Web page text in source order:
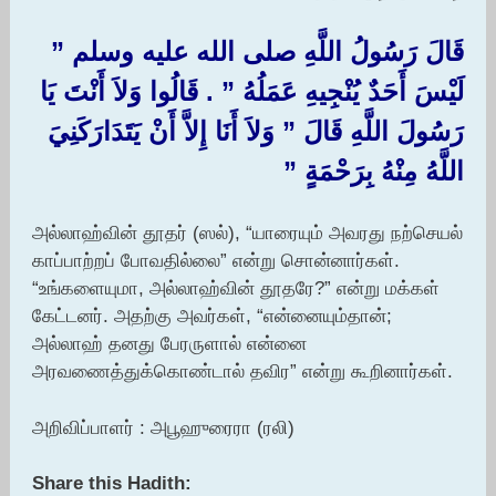
قَالَ رَسُولُ اللَّهِ صلى الله عليه وسلم ‏”‏
لَيْسَ أَحَدٌ يُنْجِيهِ عَمَلُهُ ‏”‏ ‏.‏ قَالُوا وَلاَ أَنْتَ يَا
رَسُولَ اللَّهِ قَالَ ‏”‏ وَلاَ أَنَا إِلاَّ أَنْ يَتَدَارَكَنِيَ
اللَّهُ مِنْهُ بِرَحْمَةٍ ‏”‏ ‏
அல்லாஹ்வின் தூதர் (ஸல்), “யாரையும் அவரது நற்செயல்
காப்பாற்றப் போவதில்லை” என்று சொன்னார்கள்.
“உங்களையுமா, அல்லாஹ்வின் தூதரே?” என்று மக்கள்
கேட்டனர். அதற்கு அவர்கள், “என்னையும்தான்;
அல்லாஹ் தனது பேரருளால் என்னை
அரவணைத்துக்கொண்டால் தவிர” என்று கூறினார்கள்.
அறிவிப்பாளர் : அபூஹுரைரா (ரலி)
Share this Hadith: